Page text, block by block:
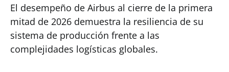
El desempeño de Airbus al cierre de la primera
mitad de 2026 demuestra la resiliencia de su
sistema de producción frente a las
complejidades logísticas globales.